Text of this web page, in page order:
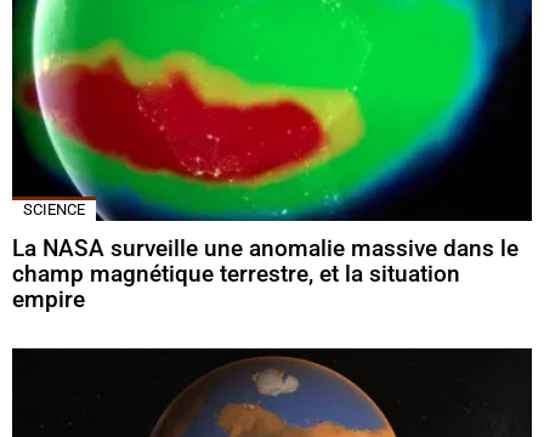
SCIENCE
La NASA surveille une anomalie massive dans le
champ magnétique terrestre, et la situation
empire